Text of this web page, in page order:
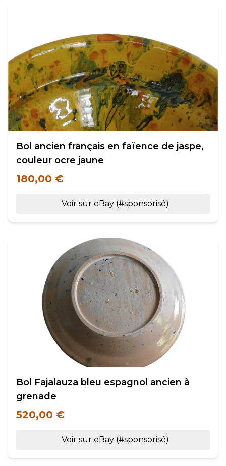
Bol ancien français en faïence de jaspe,
couleur ocre jaune
180,00 €
Voir sur eBay (#sponsorisé)
Bol Fajalauza bleu espagnol ancien à
grenade
520,00 €
Voir sur eBay (#sponsorisé)